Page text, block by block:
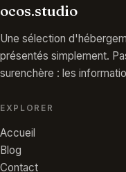
ocos.studio
Une sélection
présentés simplement.
surenchère : les
EXPLORER
Accueil
Blog
Contact